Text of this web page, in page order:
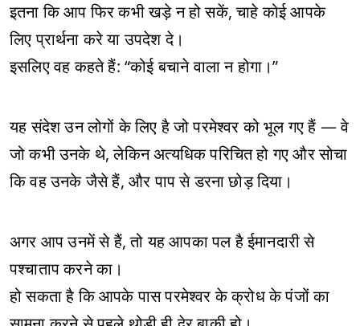
इतना कि आप फिर कभी खड़े न हो सकें, चाहे कोई आपके
लिए प्रार्थना करे या उपदेश दे।
इसलिए वह कहते हैं: “कोई बचाने वाला न होगा।”
यह संदेश उन लोगों के लिए है जो परमेश्वर को भूल गए हैं — वे
जो कभी उनके थे, लेकिन अत्यधिक परिचित हो गए और सोचा
कि वह उनके जैसे हैं, और पाप से डरना छोड़ दिया।
अगर आप उनमें से हैं, तो यह आपका पल है ईमानदारी से
पश्चाताप करने का।
हो सकता है कि आपके पास परमेश्वर के क्रोध के पंजों का